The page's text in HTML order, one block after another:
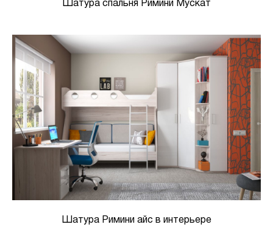
Шатура спальня Римини Мускат
Шатура Римини айс в интерьере